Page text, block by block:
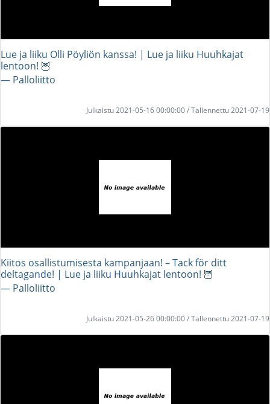
Lue ja liiku Olli Pöyliön kanssa! | Lue ja liiku Huuhkajat
lentoon! 🦉
― Palloliitto
Julkaistu 2021-05-16 00:00:00 / Tallennettu 2021-07-19
Kiitos osallistumisesta kampanjaan! – Tack för ditt
deltagande! | Lue ja liiku Huuhkajat lentoon! 🦉
― Palloliitto
Julkaistu 2021-05-26 00:00:00 / Tallennettu 2021-07-19